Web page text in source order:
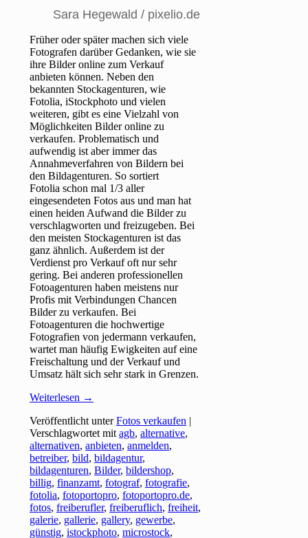
Sara Hegewald / pixelio.de
Früher oder später machen sich viele
Fotografen darüber Gedanken, wie sie
ihre Bilder online zum Verkauf
anbieten können. Neben den
bekannten Stockagenturen, wie
Fotolia, iStockphoto und vielen
weiteren, gibt es eine Vielzahl von
Möglichkeiten Bilder online zu
verkaufen. Problematisch und
aufwendig ist aber immer das
Annahmeverfahren von Bildern bei
den Bildagenturen. So sortiert
Fotolia schon mal 1/3 aller
eingesendeten Fotos aus und man hat
einen heiden Aufwand die Bilder zu
verschlagworten und freizugeben. Bei
den meisten Stockagenturen ist das
ganz ähnlich. Außerdem ist der
Verdienst pro Verkauf oft nur sehr
gering. Bei anderen professionellen
Fotoagenturen haben meistens nur
Profis mit Verbindungen Chancen
Bilder zu verkaufen. Bei
Fotoagenturen die hochwertige
Fotografien von jedermann verkaufen,
wartet man häufig Ewigkeiten auf eine
Freischaltung und der Verkauf und
Umsatz hält sich sehr stark in Grenzen.
Weiterlesen →
Veröffentlicht unter Fotos verkaufen |
Verschlagwortet mit agb,alternative,
alternativen,anbieten,anmelden,
betreiber,bild,bildagentur,
bildagenturen,Bilder,bildershop,
billig,finanzamt,fotograf,fotografie,
fotolia,fotoportopro,fotoportopro.de,
fotos,freiberufler,freiberuflich,freiheit,
galerie, gallerie, gallery, gewerbe,
günstig,istockphoto,microstock,